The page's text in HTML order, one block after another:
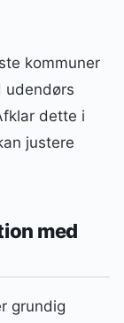
kommuner
udendørs
dette i
justere
med
grundig